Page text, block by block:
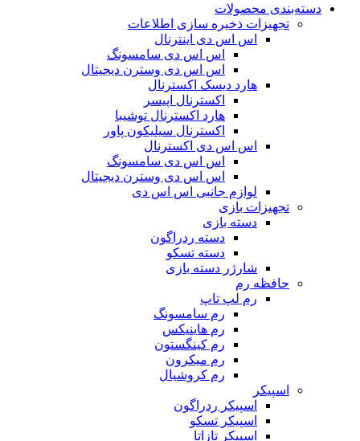
دسته‌بندی محصولات
تجهیزات ذخیره سازی اطلاعات
اس اس دی اینترنال
اس اس دی سامسونگ
اس اس دی وسترن دیجیتال
هارد دیسک اکسترنال
اکسترنال اپیسر
هارد اکسترنال توشیبا
اکسترنال سیلیکون پاور
اس اس دی اکسترنال
اس اس دی سامسونگ
اس اس دی وسترن دیجیتال
لوازم جانبی اس اس دی
تجهیزات بازی
دسته بازی
دسته ردراگون
دسته تسکو
شارژر دسته بازی
حافظه رم
رم لپ تاپ
رم سامسونگ
رم هاینیکس
رم کینگستون
رم میکرون
رم کروشیال
اسپیکر
اسپیکر ردراگون
اسپیکر تسکو
اسپیکر تازاتا